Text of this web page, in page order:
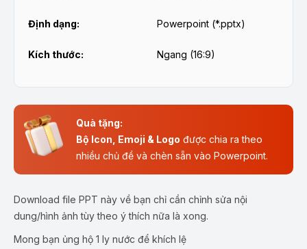
Định dạng: Powerpoint (*.pptx)
Kích thước: Ngang (16:9)
Quà tặng:
Bộ Icon, Emoji & Logo được chia ra theo
nhiều chủ đề và chèn sẵn vào Powerpoint.
Download file PPT này về bạn chỉ cần chỉnh sửa nội
dung/hình ảnh tùy theo ý thích nữa là xong.
Mong bạn ủng hộ 1 ly nước để khích lệ